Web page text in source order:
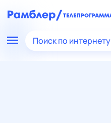
Поиск по интернету